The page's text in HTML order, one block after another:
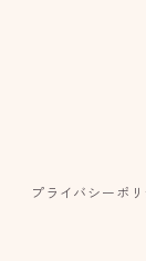
プライバシーポリ